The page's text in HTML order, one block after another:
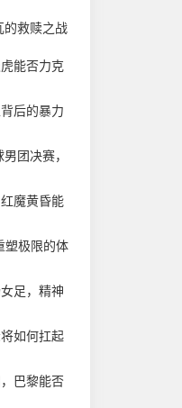
的救赎之战
能否力克
后的暴力
团决赛，
魔黄昏能
塑极限的体
足，精神
如何扛起
巴黎能否